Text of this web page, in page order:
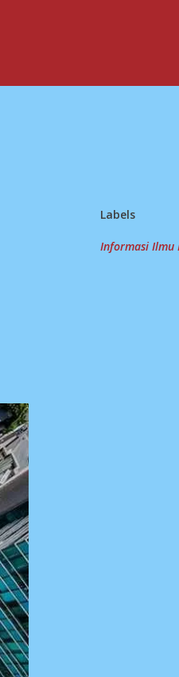
Labels
Informasi Ilmu